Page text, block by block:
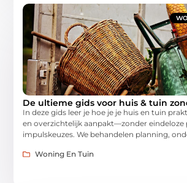
De ultieme gids voor huis & tuin
In deze gids leer je hoe je je huis en tuin
en overzichtelijk aanpakt—zonder eindeloze
impulskeuzes. We behandelen planning,
Woning En Tuin